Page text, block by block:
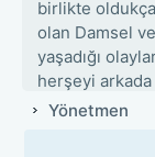
birlikte oldukça
olan Damsel
yaşadığı
herşeyi arkada
hedefleyen
Yönetmen